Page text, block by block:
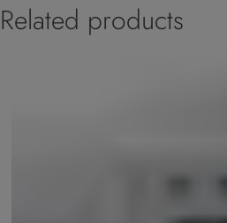
Related products